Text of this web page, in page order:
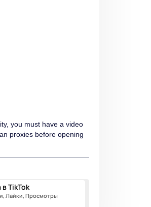
you must have a video
proxies before opening
в TikTok
Лайки, Просмотры